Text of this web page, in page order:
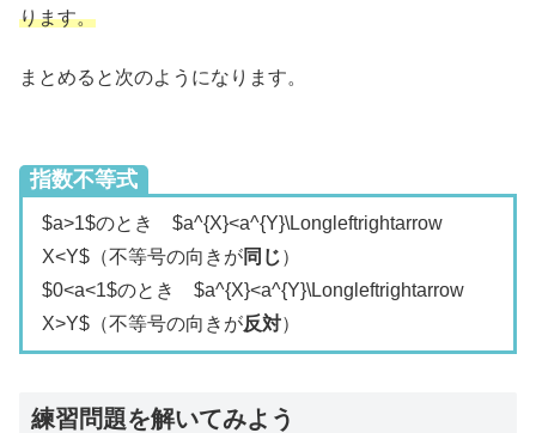
ります。
まとめると次のようになります。
指数不等式
$a>1$のとき $a^{X}<a^{Y}\Longleftrightarrow
X<Y$（不等号の向きが同じ）
$0<a<1$のとき $a^{X}<a^{Y}\Longleftrightarrow
X>Y$（不等号の向きが反対）
練習問題を解いてみよう